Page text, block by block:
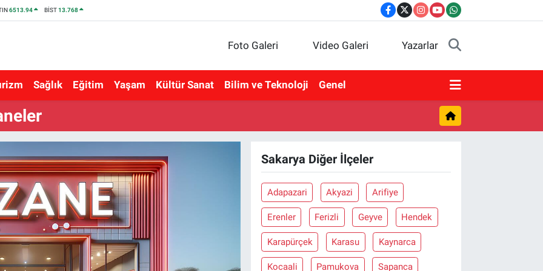
6513.94 BİST13.768
Foto Galeri Video Galeri Yazarlar
Sağlık Eğitim Yaşam Kültür Sanat Bilim ve Teknoloji Genel
Sakarya Diğer İlçeler
Adapazari Akyazi Arifiye
Erenler Ferizli Geyve Hendek
Karapürçek Karasu Kaynarca
Kocaali Pamukova Sapanca